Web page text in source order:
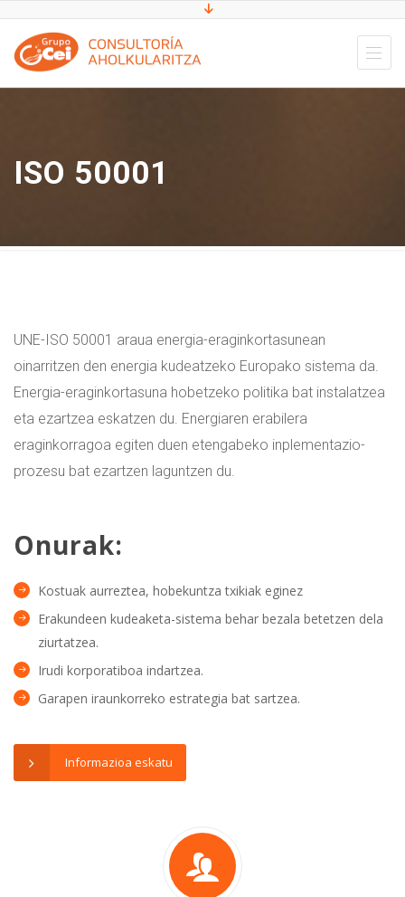
ISO 50001
UNE-ISO 50001 araua energia-eraginkortasunean
oinarritzen den energia kudeatzeko Europako sistema da.
Energia-eraginkortasuna hobetzeko politika bat instalatzea
eta ezartzea eskatzen du. Energiaren erabilera
eraginkorragoa egiten duen etengabeko inplementazio-
prozesu bat ezartzen laguntzen du.
Onurak:
Kostuak aurreztea, hobekuntza txikiak eginez
Erakundeen kudeaketa-sistema behar bezala betetzen dela
ziurtatzea.
Irudi korporatiboa indartzea.
Garapen iraunkorreko estrategia bat sartzea.
Informazioa eskatu